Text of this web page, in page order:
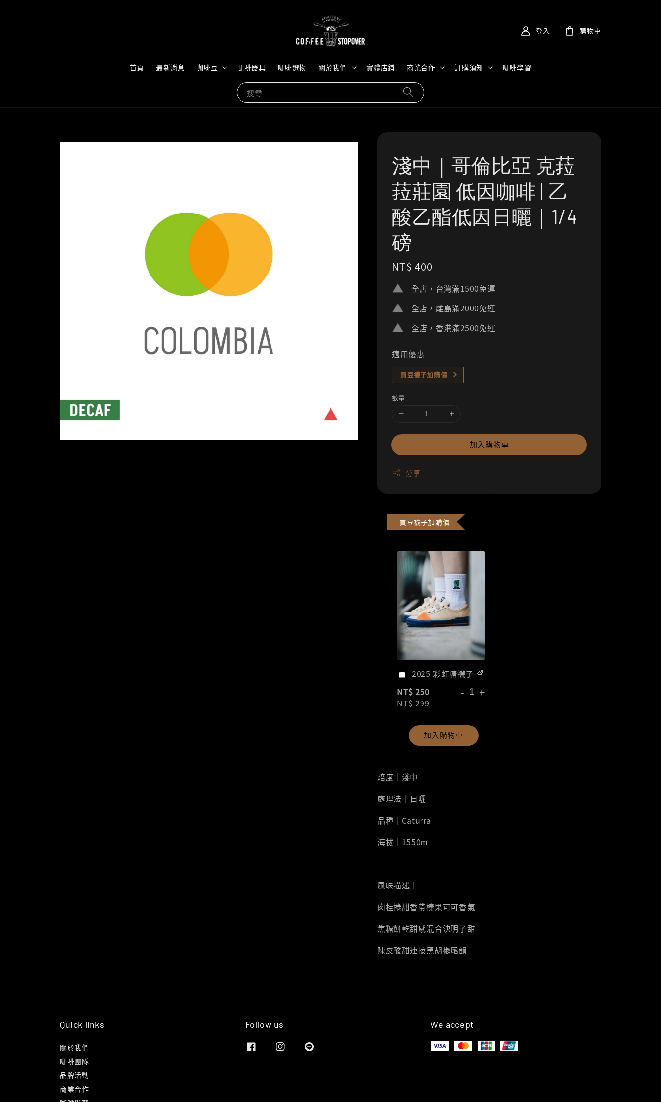
搜尋
首頁 最新消息 咖啡豆 咖啡器具 咖啡選物 關於我們 實體店鋪 商業合作 訂購須知 咖啡學習
登入 購物車
淺中｜哥倫比亞 克菈
菈莊園 低因咖啡 | 乙
酸乙酯低因日曬｜1/4
磅
Regular
price
NT$ 400
全店，台灣滿1500免運
全店，離島滿2000免運
全店，香港滿2500免運
適用優惠
買豆襪子加購價
數量
加入購物車
分享
買豆襪子加購價
2025 彩虹糖襪子 🌈
NT$ 250
NT$ 299
- +
加入購物車
焙度｜淺中
處理法｜日曬
品種｜Caturra
海拔｜1550m
風味描述｜
肉桂捲甜香帶榛果可可香氣
焦糖餅乾甜感混合決明子甜
陳皮酸甜連接黑胡椒尾韻
Quick links
關於我們
咖啡團隊
品牌活動
商業合作
Follow us We accept